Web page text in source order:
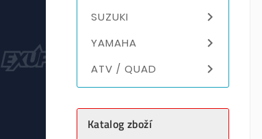
SUZUKI 
YAMAHA 
ATV / QUAD 
Katalog zboží